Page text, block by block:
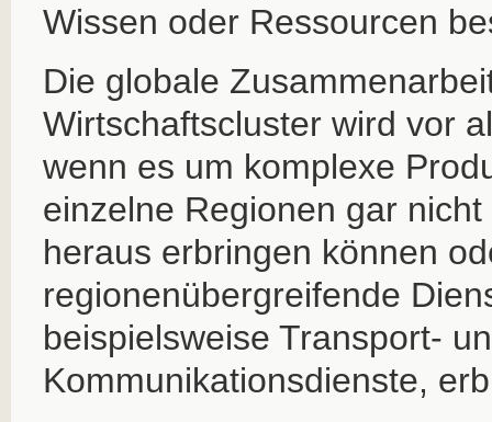
Wissen oder Ressourcen
Die globale
Wirtschaftscluster wird vor
wenn es um komplexe
einzelne Regionen gar
heraus erbringen können
regionenübergreifende
beispielsweise Transport-
Kommunikationsdienste,